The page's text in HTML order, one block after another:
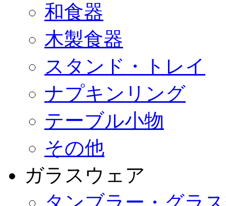
和食器
木製食器
スタンド・トレイ
ナプキンリング
テーブル小物
その他
ガラスウェア